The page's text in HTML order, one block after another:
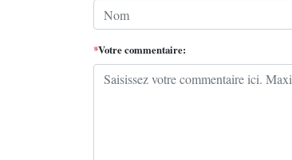
*Votre commentaire: